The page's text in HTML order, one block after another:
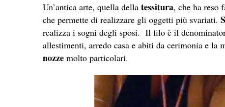
Un’antica arte, quella della tessitura, che ha reso
che permette di realizzare gli oggetti più svariati.
realizza i sogni degli sposi. Il filo è il
allestimenti, arredo casa e abiti da cerimonia e la
nozze molto particolari.